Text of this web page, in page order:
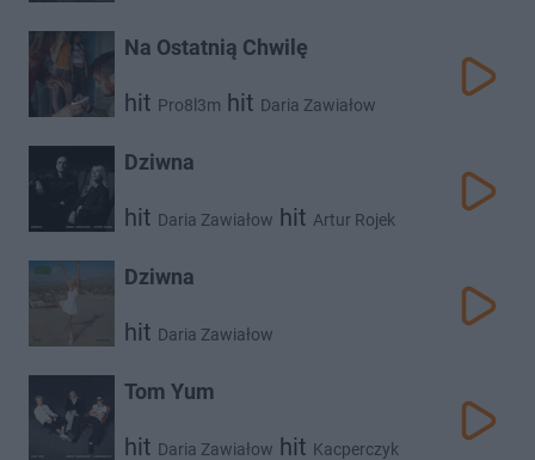
Na Ostatnią Chwilę
hit Pro8l3m hit Daria Zawiałow
Dziwna
hit Daria Zawiałow hit Artur Rojek
Dziwna
hit Daria Zawiałow
Tom Yum
hit Daria Zawiałow hit Kacperczyk